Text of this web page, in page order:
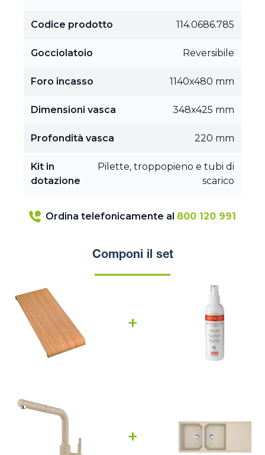
Codice prodotto 114.0686.785
Gocciolatoio Reversibile
Foro incasso 1140x480 mm
Dimensioni vasca 348x425 mm
Profondità vasca 220 mm
Kit in
dotazione
Pilette, troppopieno e tubi di
scarico
Ordina telefonicamente al 800 120 991
Componi il set
+
+